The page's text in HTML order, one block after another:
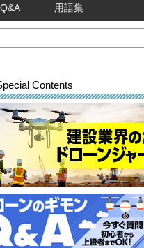
用語集
Contents